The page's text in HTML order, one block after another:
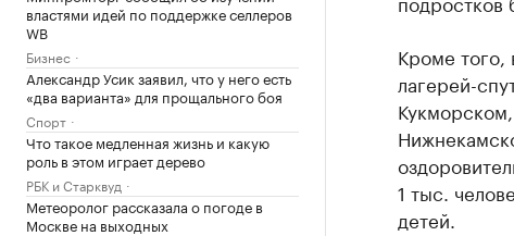
властями идей по поддержке селлеров
WB
Бизнес
Александр Усик заявил, что у него есть
«два варианта» для прощального боя
Спорт
Что такое медленная жизнь и какую
роль в этом играет дерево
РБК и Старквуд
Метеоролог рассказала о погоде в
Москве на выходных
Кроме того,
лагерей-
1 тыс.
детей.